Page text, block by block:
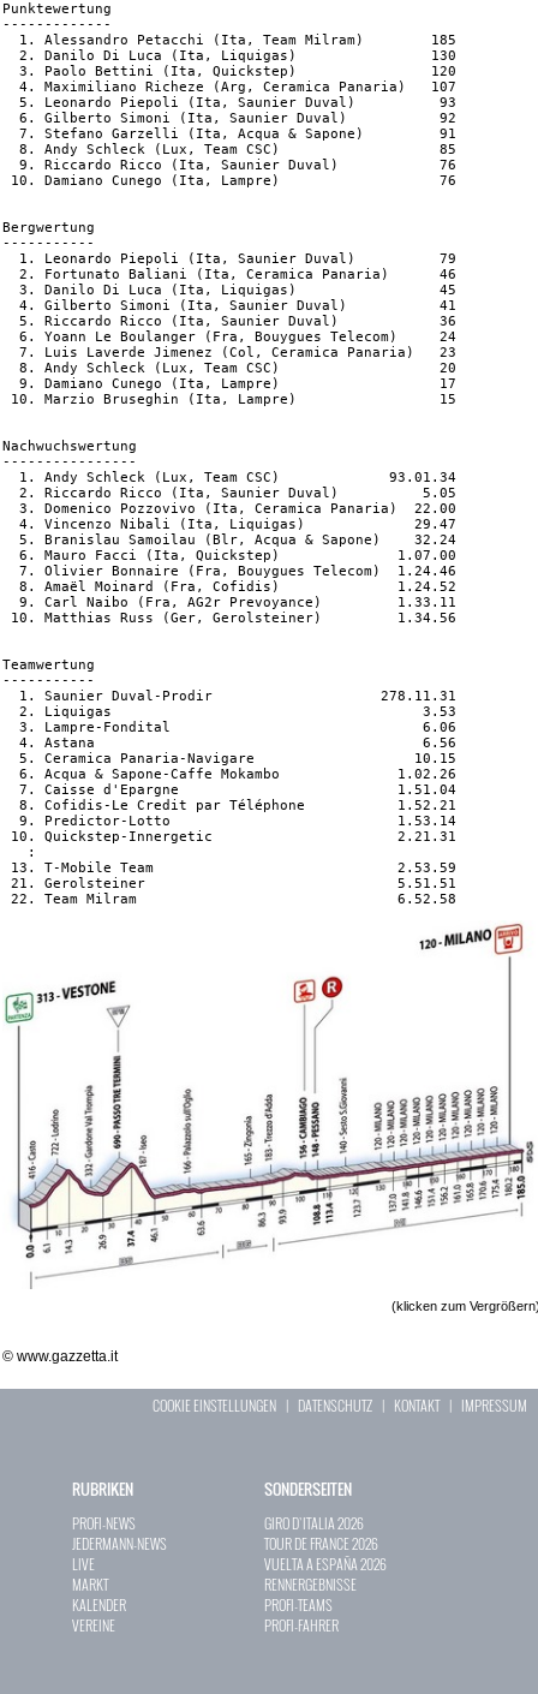
Punktewertung
-------------
  1. Alessandro Petacchi (Ita, Team Milram)        185
  2. Danilo Di Luca (Ita, Liquigas)                130
  3. Paolo Bettini (Ita, Quickstep)                120
  4. Maximiliano Richeze (Arg, Ceramica Panaria)   107
  5. Leonardo Piepoli (Ita, Saunier Duval)          93
  6. Gilberto Simoni (Ita, Saunier Duval)           92
  7. Stefano Garzelli (Ita, Acqua & Sapone)         91
  8. Andy Schleck (Lux, Team CSC)                   85
  9. Riccardo Ricco (Ita, Saunier Duval)            76
10. Damiano Cunego (Ita, Lampre)                   76
Bergwertung
-----------
  1. Leonardo Piepoli (Ita, Saunier Duval)          79
  2. Fortunato Baliani (Ita, Ceramica Panaria)      46
  3. Danilo Di Luca (Ita, Liquigas)                 45
  4. Gilberto Simoni (Ita, Saunier Duval)           41
  5. Riccardo Ricco (Ita, Saunier Duval)            36
  6. Yoann Le Boulanger (Fra, Bouygues Telecom)     24
  7. Luis Laverde Jimenez (Col, Ceramica Panaria)   23
  8. Andy Schleck (Lux, Team CSC)                   20
  9. Damiano Cunego (Ita, Lampre)                   17
10. Marzio Bruseghin (Ita, Lampre)                 15
Nachwuchswertung
----------------
  1. Andy Schleck (Lux, Team CSC)             93.01.34
  2. Riccardo Ricco (Ita, Saunier Duval)          5.05
  3. Domenico Pozzovivo (Ita, Ceramica Panaria)  22.00
  4. Vincenzo Nibali (Ita, Liquigas)             29.47
  5. Branislau Samoilau (Blr, Acqua & Sapone)    32.24
  6. Mauro Facci (Ita, Quickstep)              1.07.00
  7. Olivier Bonnaire (Fra, Bouygues Telecom)  1.24.46
  8. Amaël Moinard (Fra, Cofidis)              1.24.52
  9. Carl Naibo (Fra, AG2r Prevoyance)         1.33.11
10. Matthias Russ (Ger, Gerolsteiner)         1.34.56
Teamwertung
-----------
  1. Saunier Duval-Prodir                    278.11.31
  2. Liquigas                                     3.53
  3. Lampre-Fondital                              6.06
  4. Astana                                       6.56
  5. Ceramica Panaria-Navigare                   10.15
  6. Acqua & Sapone-Caffe Mokambo              1.02.26
  7. Caisse d'Epargne                          1.51.04
  8. Cofidis-Le Credit par Téléphone           1.52.21
  9. Predictor-Lotto                           1.53.14
10. Quickstep-Innergetic                      2.21.31
   :
13. T-Mobile Team                             2.53.59
21. Gerolsteiner                              5.51.51
22. Team Milram                               6.52.58
(klicken zum
© www.gazzetta.it
COOKIE EINSTELLUNGEN | DATENSCHUTZ | KONTAKT| IMPRESSUM
RUBRIKEN
PROFI-NEWS
JEDERMANN-NEWS
LIVE
MARKT
KALENDER
VEREINE
SONDERSEITEN
GIRO D`ITALIA 2026
TOUR DE FRANCE 2026
VUELTA A ESPAÑA 2026
RENNERGEBNISSE
PROFI-TEAMS
PROFI-FAHRER